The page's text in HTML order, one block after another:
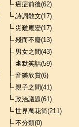
癌症前後(62)
詩詞散文(17)
災難應變(17)
殘而不廢(13)
男女之間(43)
幽默笑話(59)
音樂欣賞(6)
親子之間(41)
政治議題(61)
世界萬花筒(211)
不分類(0)